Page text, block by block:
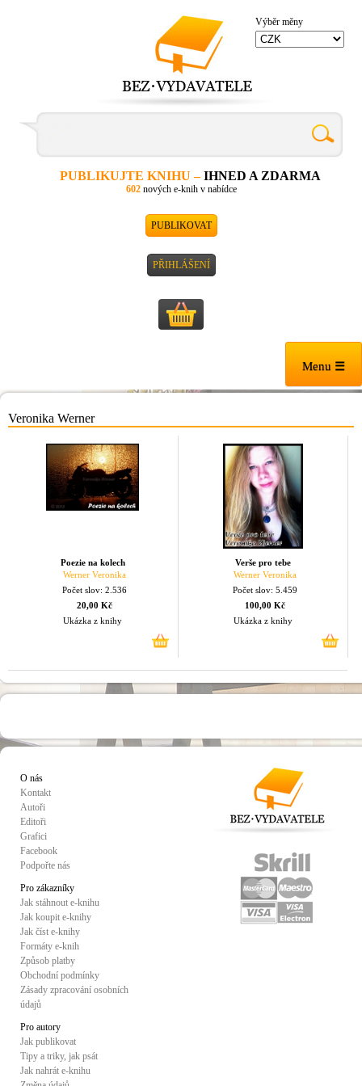
PUBLIKUJTE KNIHU –IHNED A ZDARMA
602nových e-knih v nabídce
PUBLIKOVAT
PŘIHLÁŠENÍ
Výběr měny
Menu ☰
Veronika Werner
Poezie na kolech
Werner Veronika
Počet slov: 2.536
20,00 Kč
Ukázka z knihy
Verše pro tebe
Werner Veronika
Počet slov: 5.459
100,00 Kč
Ukázka z knihy
O nás
Kontakt
Autoři
Editoři
Grafici
Facebook
Podpořte nás
Pro zákazníky
Jak stáhnout e-knihu
Jak koupit e-knihy
Jak číst e-knihy
Formáty e-knih
Způsob platby
Obchodní podmínky
Zásady zpracování osobních
údajů
Pro autory
Jak publikovat
Tipy a triky, jak psát
Jak nahrát e-knihu